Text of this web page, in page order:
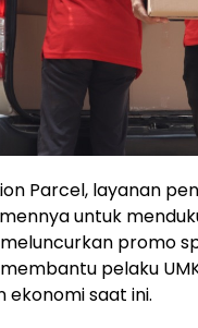
Parcel, layanan
untuk
promo
pelaku
saat ini.